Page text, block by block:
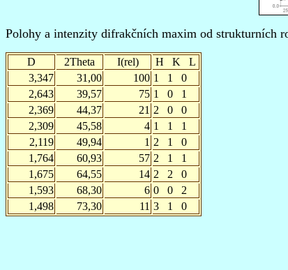
Polohy a intenzity difrakčních maxim od strukturních
D 2Theta I(rel) H K
L
3,347
31,00 100 1 1
0
2,643
39,57 75 1 0
1
2,369
44,37 21 2 0
0
2,309
45,58 4 1 1
1
2,119
49,94 1 2 1
0
1,764
60,93 57 2 1
1
1,675
64,55 14 2 2
0
1,593
68,30 6 0 0
2
1,498
73,30 11 3 1 0